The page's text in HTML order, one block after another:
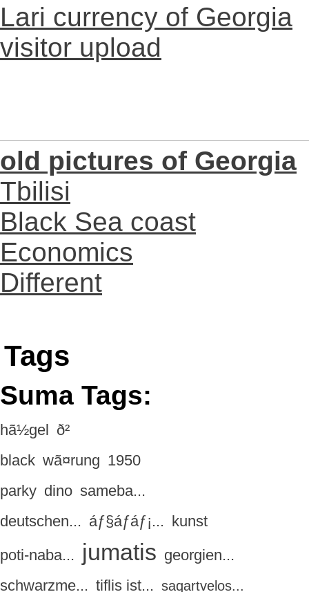
Lari currency of Georgia
visitor upload
old pictures of Georgia
Tbilisi
Black Sea coast
Economics
Different
Tags
Suma Tags:
hã½gel ð²
black wã¤rung 1950
parky dino sameba...
deutschen... áƒ§áƒáƒ¡... kunst
poti-naba... jumatis georgien...
schwarzme... tiflis ist... saqartvelos...